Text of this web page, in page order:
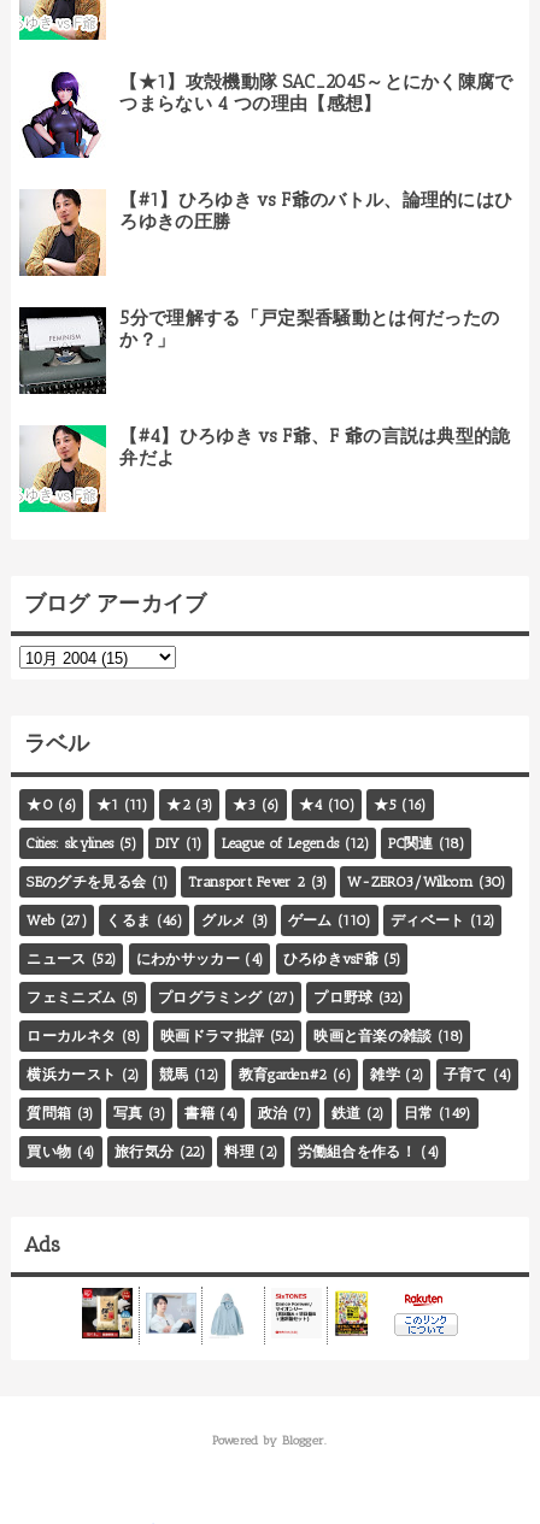
【★1】攻殻機動隊 SAC_2045～とにかく陳腐で
つまらない 4 つの理由【感想】
【#1】ひろゆき vs F爺のバトル、論理的にはひ
ろゆきの圧勝
5分で理解する「戸定梨香騒動とは何だったの
か？」
【#4】ひろゆき vs F爺、F 爺の言説は典型的詭
弁だよ
ブログ アーカイブ
ラベル
★0 (6) ★1 (11) ★2 (3) ★3 (6) ★4 (10) ★5 (16)
Cities: skylines (5) DIY (1) League of Legends (12) PC関連 (18)
SEのグチを見る会 (1) Transport Fever 2 (3) W-ZERO3/Willcom (30)
Web (27) くるま (46) グルメ (3) ゲーム (110) ディベート (12)
ニュース (52) にわかサッカー (4) ひろゆきvsF爺 (5)
フェミニズム (5) プログラミング (27) プロ野球 (32)
ローカルネタ (8) 映画ドラマ批評 (52) 映画と音楽の雑談 (18)
横浜カースト (2) 競馬 (12) 教育garden#2 (6) 雑学 (2) 子育て (4)
質問箱 (3) 写真 (3) 書籍 (4) 政治 (7) 鉄道 (2) 日常 (149)
買い物 (4) 旅行気分 (22) 料理 (2) 労働組合を作る！ (4)
Ads
Powered by Blogger.